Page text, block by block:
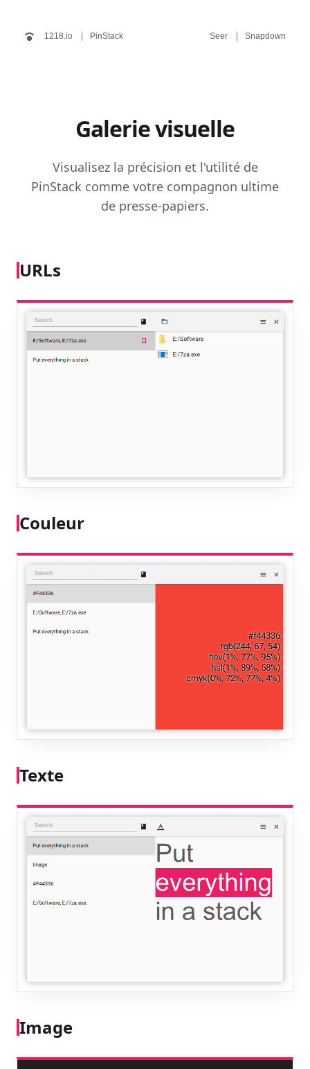
1218.io PinStack Seer Snapdown
Galerie visuelle
Visualisez la précision et l'utilité de
PinStack comme votre compagnon ultime
de presse-papiers.
URLs
Couleur
Texte
Image